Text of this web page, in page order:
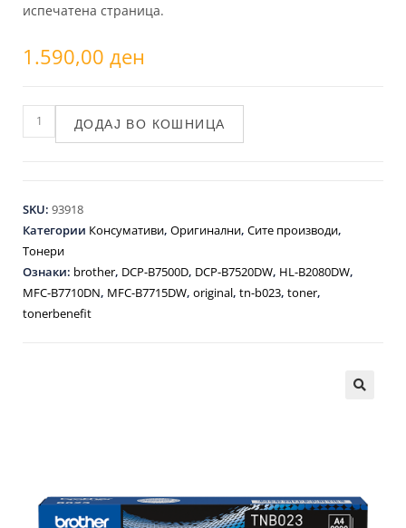
испечатена страница.
1.590,00 ден
ДОДАЈ ВО КОШНИЦА
SKU: 93918
Категории Консумативи, Оригинални, Сите производи,
Тонери
Ознаки: brother, DCP-B7500D, DCP-B7520DW, HL-B2080DW,
MFC-B7710DN, MFC-B7715DW, original, tn-b023, toner,
tonerbenefit